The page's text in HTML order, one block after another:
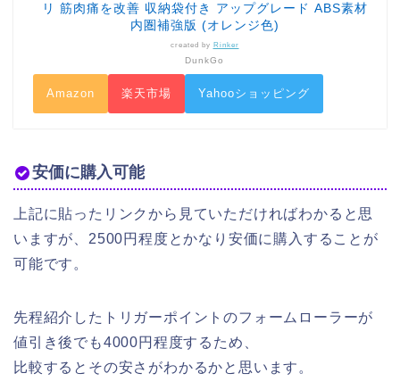
リ 筋肉痛を改善 収納袋付き アップグレード ABS素材
内圏補強版 (オレンジ色)
created by Rinker
DunkGo
Amazon 楽天市場 Yahooショッピング
安価に購入可能
上記に貼ったリンクから見ていただければわかると思
いますが、2500円程度とかなり安価に購入することが
可能です。
先程紹介したトリガーポイントのフォームローラーが
値引き後でも4000円程度するため、
比較するとその安さがわかるかと思います。